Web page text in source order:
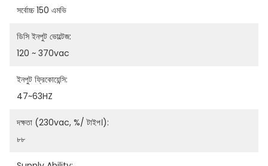
সর্বোচ্চ 150 এমভি
ডিসি ইনপুট ভোল্টেজ:
120 ~ 370vac
ইনপুট ফ্রিকোয়েন্সি:
47~63HZ
দক্ষতা (230vac, %/ টাইপ।):
৮৮